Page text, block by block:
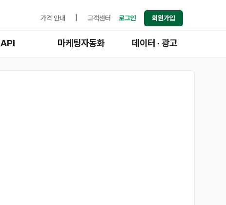
가격 안내 고객센터 로그인 회원가입
API 마케팅자동화 데이터 · 광고